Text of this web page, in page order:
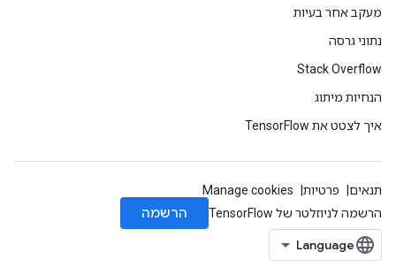
מעקב אחר בעיות
נתוני גרסה
Stack Overflow
הנחיות מיתוג
איך לצטט את TensorFlow
תנאים פרטיות
Manage cookies
הרשמה לניוזלטר של TensorFlow
הרשמה